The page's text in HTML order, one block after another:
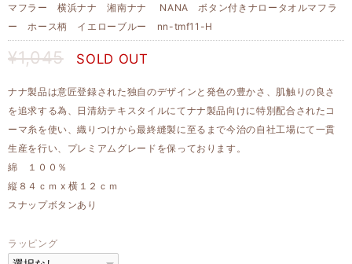
マフラー 横浜ナナ 湘南ナナ NANA ボタン付きナロータオルマフラ
ー ホース柄 イエローブルー nn-tmf11-H
¥1,045 SOLD OUT
ナナ製品は意匠登録された独自のデザインと発色の豊かさ、肌触りの良さ
を追求する為、日清紡テキスタイルにてナナ製品向けに特別配合されたコ
ーマ糸を使い、織りつけから最終縫製に至るまで今治の自社工場にて一貫
生産を行い、プレミアムグレードを保っております。
綿 １００％
縦８４ｃｍ x 横１２ｃｍ
スナップボタンあり
ラッピング